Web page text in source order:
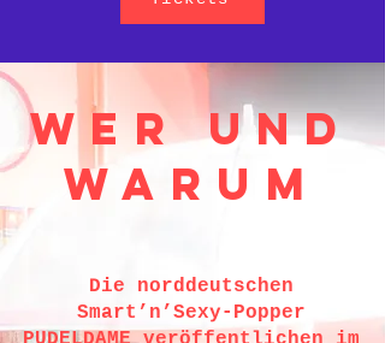
WER UND
WARUM
Die norddeutschen
Smart’n’Sexy-Popper